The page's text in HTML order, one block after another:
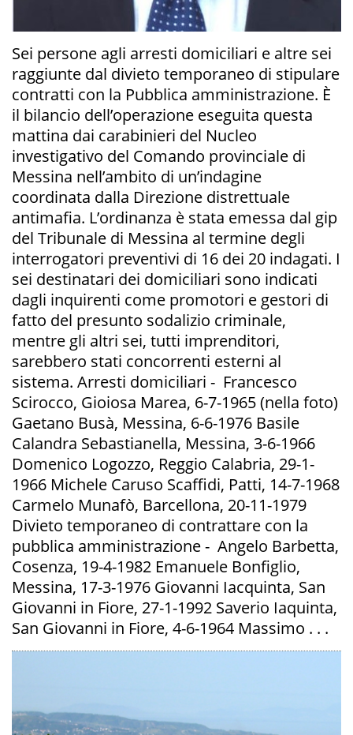
Sei persone agli arresti domiciliari e altre sei
raggiunte dal divieto temporaneo di stipulare
contratti con la Pubblica amministrazione. È
il bilancio dell’operazione eseguita questa
mattina dai carabinieri del Nucleo
investigativo del Comando provinciale di
Messina nell’ambito di un’indagine
coordinata dalla Direzione distrettuale
antimafia. L’ordinanza è stata emessa dal gip
del Tribunale di Messina al termine degli
interrogatori preventivi di 16 dei 20 indagati. I
sei destinatari dei domiciliari sono indicati
dagli inquirenti come promotori e gestori di
fatto del presunto sodalizio criminale,
mentre gli altri sei, tutti imprenditori,
sarebbero stati concorrenti esterni al
sistema. Arresti domiciliari - Francesco
Scirocco, Gioiosa Marea, 6-7-1965 (nella foto)
Gaetano Busà, Messina, 6-6-1976 Basile
Calandra Sebastianella, Messina, 3-6-1966
Domenico Logozzo, Reggio Calabria, 29-1-
1966 Michele Caruso Scaffidi, Patti, 14-7-1968
Carmelo Munafò, Barcellona, 20-11-1979
Divieto temporaneo di contrattare con la
pubblica amministrazione - Angelo Barbetta,
Cosenza, 19-4-1982 Emanuele Bonfiglio,
Messina, 17-3-1976 Giovanni Iacquinta, San
Giovanni in Fiore, 27-1-1992 Saverio Iaquinta,
San Giovanni in Fiore, 4-6-1964 Massimo . . .